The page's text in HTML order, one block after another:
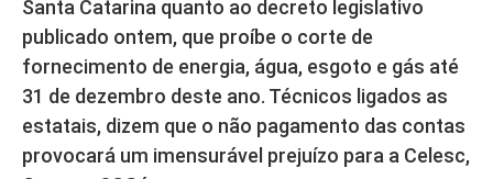
Santa Catarina quanto ao decreto legislativo
publicado ontem, que proíbe o corte de
fornecimento de energia, água, esgoto e gás até
31 de dezembro deste ano. Técnicos ligados as
estatais, dizem que o não pagamento das contas
provocará um imensurável prejuízo para a Celesc,